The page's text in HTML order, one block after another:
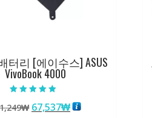
터리 [에이수스] ASUS
VivoBook 4000
5.00
로 평가됨
₩ 원
67,537₩현